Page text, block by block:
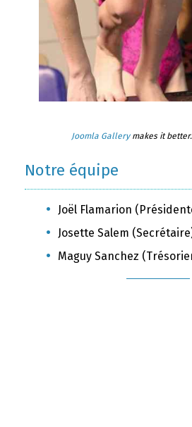
Joomla Gallerymakes it
Notre équipe
Joël Flamarion
Josette Salem
Maguy Sanchez